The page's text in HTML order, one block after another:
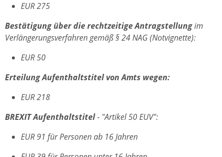
EUR 275
Bestätigung über die rechtzeitige Antragstellungim
Verlängerungsverfahren gemäß § 24 NAG (Notvignette):
EUR 50
Erteilung Aufenthaltstitel von Amts wegen:
EUR 218
BREXIT Aufenthaltstitel- "Artikel 50 EUV":
EUR 91 für Personen ab 16 Jahren